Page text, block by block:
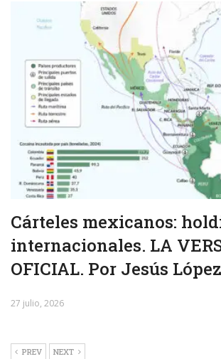
Cárteles mexicanos:
internacionales. LA
OFICIAL. Por Jesús
27 julio, 2026
PREV NEXT